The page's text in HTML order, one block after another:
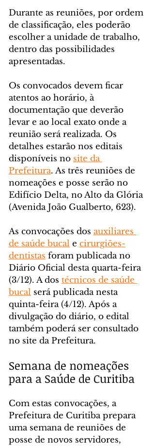
Durante as reuniões, por ordem
de classificação, eles poderão
escolher a unidade de trabalho,
dentro das possibilidades
apresentadas.
Os convocados devem ficar
atentos ao horário, à
documentação que deverão
levar e ao local exato onde a
reunião será realizada. Os
detalhes estarão nos editais
disponíveis no site da
Prefeitura. As três reuniões de
nomeações e posse serão no
Edifício Delta, no Alto da Glória
(Avenida João Gualberto, 623).
As convocações dos auxiliares
de saúde bucal e cirurgiões-
dentistas foram publicada no
Diário Oficial desta quarta-feira
(3/12). A dos técnicos de saúde
bucal será publicada nesta
quinta-feira (4/12). Após a
divulgação do diário, o edital
também poderá ser consultado
no site da Prefeitura.
Semana de nomeações
para a Saúde de Curitiba
Com estas convocações, a
Prefeitura de Curitiba prepara
uma semana de reuniões de
posse de novos servidores,